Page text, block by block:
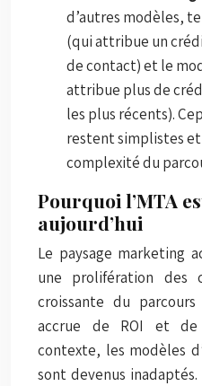
d’autres modèles,
(qui attribue un
de contact) et le
attribue plus de
les plus récents).
restent simplistes
complexité du
Pourquoi l’MTA
aujourd’hui
Le paysage marketing
une prolifération des
croissante du
accrue de ROI et de
contexte, les modèles
sont devenus